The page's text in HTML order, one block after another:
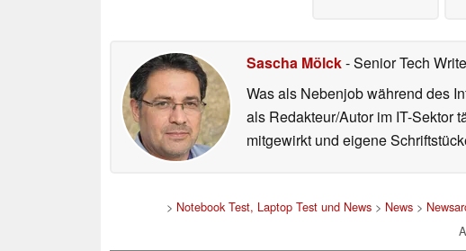
Sascha Mölck- Senior Tech
Was als Nebenjob während des
als Redakteur/Autor im IT-Sektor
mitgewirkt und eigene
> Notebook Test, Laptop Test und News> News>